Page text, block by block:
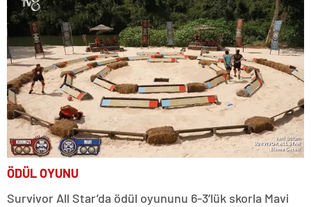
ÖDÜL OYUNU
Survivor All Star’da ödül oyununu 6-3’lük skorla Mavi